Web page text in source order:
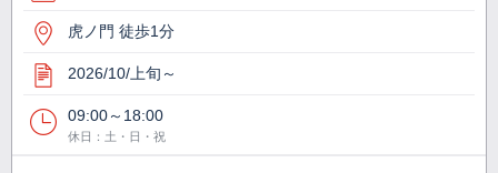
虎ノ門 徒歩1分
2026/10/上旬～
09:00～18:00
休日：土・日・祝